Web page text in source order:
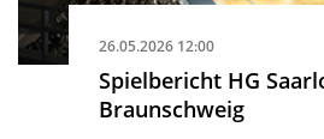
26.05.2026 12:00
Spielbericht HG
Braunschweig